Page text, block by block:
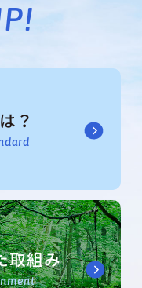
？
取組み